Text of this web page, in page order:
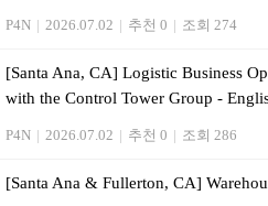
P4N | 2026.07.02 | 추천 0 | 조회 274
[Santa Ana, CA] Logistic Business
with the Control Tower Group -
P4N | 2026.07.02 | 추천 0 | 조회 286
[Santa Ana & Fullerton, CA]